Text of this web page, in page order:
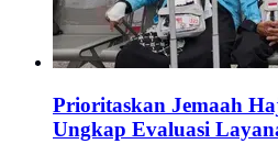
Prioritaskan Jemaah
Ungkap Evaluasi